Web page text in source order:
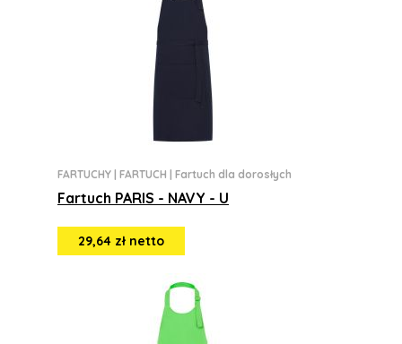
FARTUCHY FARTUCH Fartuch dla dorosłych
Fartuch PARIS - NAVY - U
29,64 zł netto